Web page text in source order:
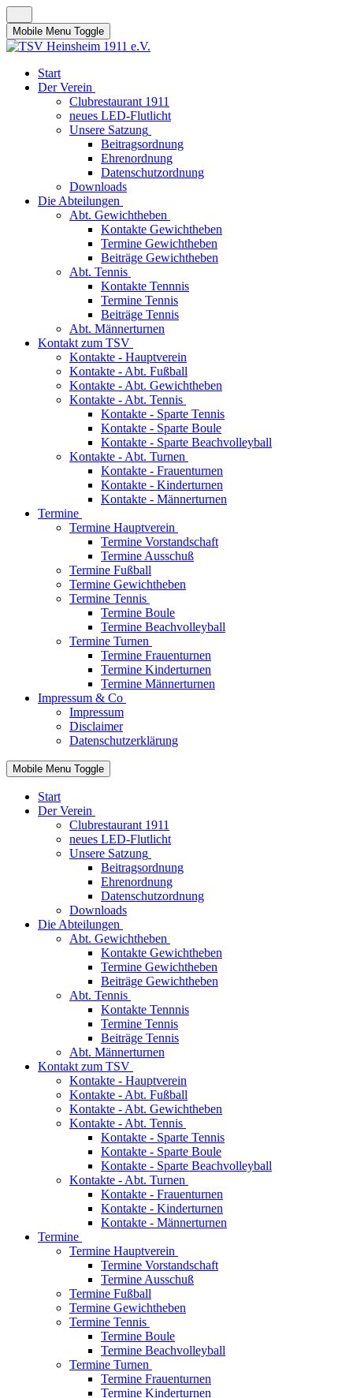
Mobile Menu Toggle
Start
Der Verein
Clubrestaurant 1911
neues LED-Flutlicht
Unsere Satzung
Beitragsordnung
Ehrenordnung
Datenschutzordnung
Downloads
Die Abteilungen
Abt. Gewichtheben
Kontakte Gewichtheben
Termine Gewichtheben
Beiträge Gewichtheben
Abt. Tennis
Kontakte Tennnis
Termine Tennis
Beiträge Tennis
Abt. Männerturnen
Kontakt zum TSV
Kontakte - Hauptverein
Kontakte - Abt. Fußball
Kontakte - Abt. Gewichtheben
Kontakte - Abt. Tennis
Kontakte - Sparte Tennis
Kontakte - Sparte Boule
Kontakte - Sparte Beachvolleyball
Kontakte - Abt. Turnen
Kontakte - Frauenturnen
Kontakte - Kinderturnen
Kontakte - Männerturnen
Termine
Termine Hauptverein
Termine Vorstandschaft
Termine Ausschuß
Termine Fußball
Termine Gewichtheben
Termine Tennis
Termine Boule
Termine Beachvolleyball
Termine Turnen
Termine Frauenturnen
Termine Kinderturnen
Termine Männerturnen
Impressum & Co
Impressum
Disclaimer
Datenschutzerklärung
Mobile Menu Toggle
Start
Der Verein
Clubrestaurant 1911
neues LED-Flutlicht
Unsere Satzung
Beitragsordnung
Ehrenordnung
Datenschutzordnung
Downloads
Die Abteilungen
Abt. Gewichtheben
Kontakte Gewichtheben
Termine Gewichtheben
Beiträge Gewichtheben
Abt. Tennis
Kontakte Tennnis
Termine Tennis
Beiträge Tennis
Abt. Männerturnen
Kontakt zum TSV
Kontakte - Hauptverein
Kontakte - Abt. Fußball
Kontakte - Abt. Gewichtheben
Kontakte - Abt. Tennis
Kontakte - Sparte Tennis
Kontakte - Sparte Boule
Kontakte - Sparte Beachvolleyball
Kontakte - Abt. Turnen
Kontakte - Frauenturnen
Kontakte - Kinderturnen
Kontakte - Männerturnen
Termine
Termine Hauptverein
Termine Vorstandschaft
Termine Ausschuß
Termine Fußball
Termine Gewichtheben
Termine Tennis
Termine Boule
Termine Beachvolleyball
Termine Turnen
Termine Frauenturnen
Termine Kinderturnen